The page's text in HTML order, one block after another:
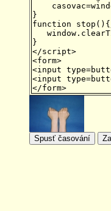
}
function
}
</script>
<form>
<input
<input